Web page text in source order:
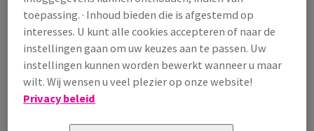
toepassing. · Inhoud bieden die is afgestemd op
interesses. U kunt alle cookies accepteren of naar de
instellingen gaan om uw keuzes aan te passen. Uw
instellingen kunnen worden bewerkt wanneer u maar
wilt. Wij wensen u veel plezier op onze website!
Privacy beleid